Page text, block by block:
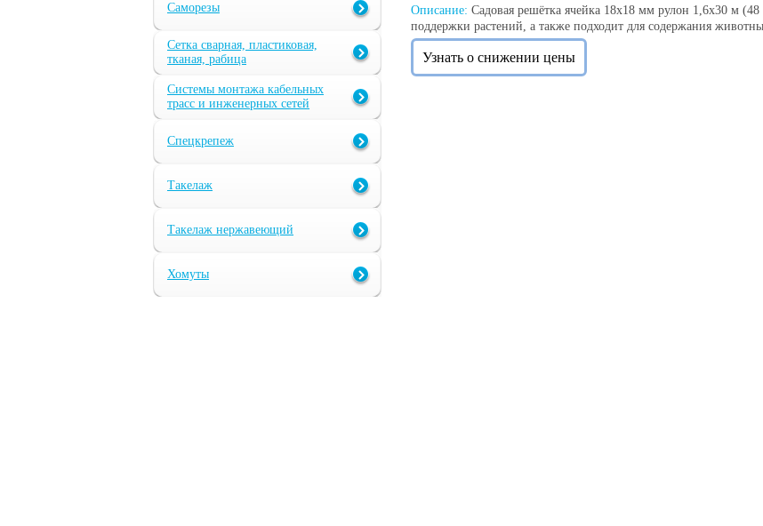
Саморезы
Сетка сварная, пластиковая,
тканая, рабица
Системы монтажа кабельных
трасс и инженерных сетей
Спецкрепеж
Такелаж
Такелаж нержавеющий
Хомуты
Описание: Садовая решётка ячейка 18х18 мм рулон 1,6х30 м
поддержки растений, а также подходит для содержания
Узнать о снижении цены